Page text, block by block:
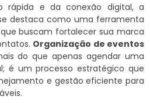
rápida e da conexão digital, a
destaca como uma ferramenta
buscam fortalecer sua marca
Organização de eventos
do que apenas agendar uma
é um processo estratégico que
e gestão eficiente para